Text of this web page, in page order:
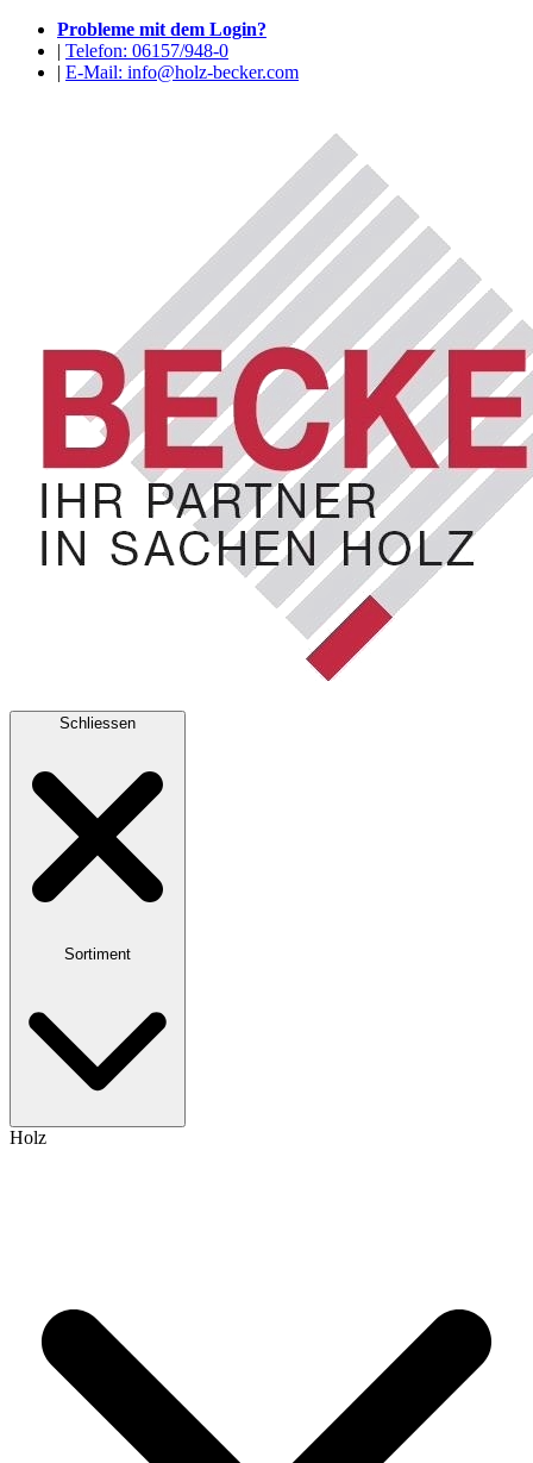
Probleme mit dem Login?
| Telefon: 06157/948-0
| E-Mail: info@holz-becker.com
Schliessen
Sortiment
Holz